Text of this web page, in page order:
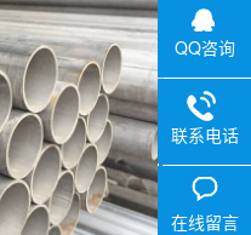
QQ咨询
联系电话
0757-
在线留言